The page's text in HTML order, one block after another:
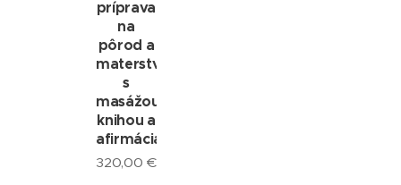
príprava
na
pôrod a
materstvo
s
masážou,
knihou a
afirmáciami
320,00 €